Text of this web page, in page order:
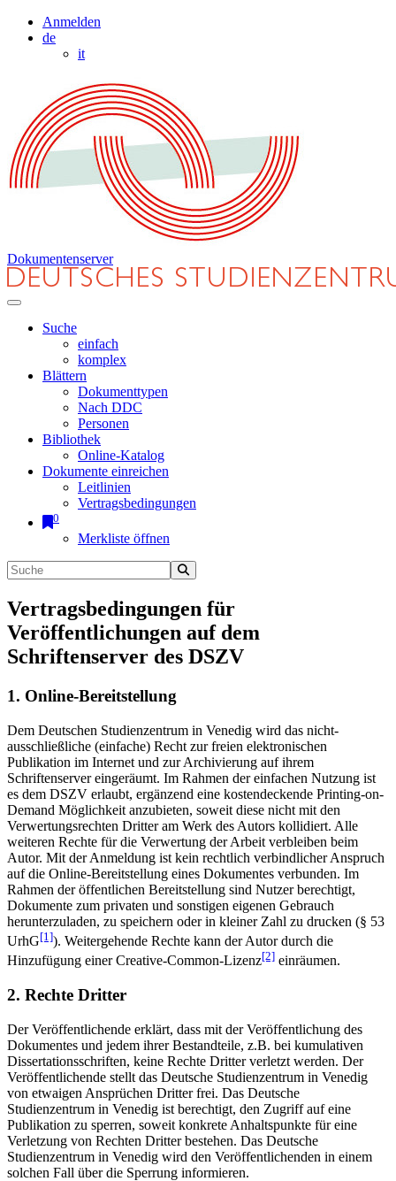
Anmelden
de
it
Dokumentenserver
Suche
einfach
komplex
Blättern
Dokumenttypen
Nach DDC
Personen
Bibliothek
Online-Katalog
Dokumente einreichen
Leitlinien
Vertragsbedingungen
0
Merkliste öffnen
Vertragsbedingungen für
Veröffentlichungen auf dem
Schriftenserver des DSZV
1. Online-Bereitstellung
Dem Deutschen Studienzentrum in Venedig wird das nicht-
ausschließliche (einfache) Recht zur freien elektronischen
Publikation im Internet und zur Archivierung auf ihrem
Schriftenserver eingeräumt. Im Rahmen der einfachen Nutzung ist
es dem DSZV erlaubt, ergänzend eine kostendeckende Printing-on-
Demand Möglichkeit anzubieten, soweit diese nicht mit den
Verwertungsrechten Dritter am Werk des Autors kollidiert. Alle
weiteren Rechte für die Verwertung der Arbeit verbleiben beim
Autor. Mit der Anmeldung ist kein rechtlich verbindlicher Anspruch
auf die Online-Bereitstellung eines Dokumentes verbunden. Im
Rahmen der öffentlichen Bereitstellung sind Nutzer berechtigt,
Dokumente zum privaten und sonstigen eigenen Gebrauch
herunterzuladen, zu speichern oder in kleiner Zahl zu drucken (§ 53
UrhG[1]). Weitergehende Rechte kann der Autor durch die
Hinzufügung einer Creative-Common-Lizenz[2] einräumen.
2. Rechte Dritter
Der Veröffentlichende erklärt, dass mit der Veröffentlichung des
Dokumentes und jedem ihrer Bestandteile, z.B. bei kumulativen
Dissertationsschriften, keine Rechte Dritter verletzt werden. Der
Veröffentlichende stellt das Deutsche Studienzentrum in Venedig
von etwaigen Ansprüchen Dritter frei. Das Deutsche
Studienzentrum in Venedig ist berechtigt, den Zugriff auf eine
Publikation zu sperren, soweit konkrete Anhaltspunkte für eine
Verletzung von Rechten Dritter bestehen. Das Deutsche
Studienzentrum in Venedig wird den Veröffentlichenden in einem
solchen Fall über die Sperrung informieren.